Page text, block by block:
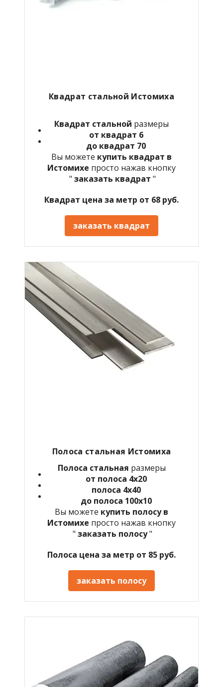
Квадрат стальной Истомиха
Квадрат стальной размеры
от квадрат 6
до квадрат 70
Вы можете купить квадрат в
Истомихе просто нажав кнопку
" заказать квадрат "
Квадрат цена за метр от 68 руб.
заказать квадрат
Полоса стальная Истомиха
Полоса стальная размеры
от полоса 4х20
полоса 4х40
до полоса 100х10
Вы можете купить полосу в
Истомихе просто нажав кнопку
" заказать полосу"
Полоса цена за метр от 85 руб.
заказать полосу